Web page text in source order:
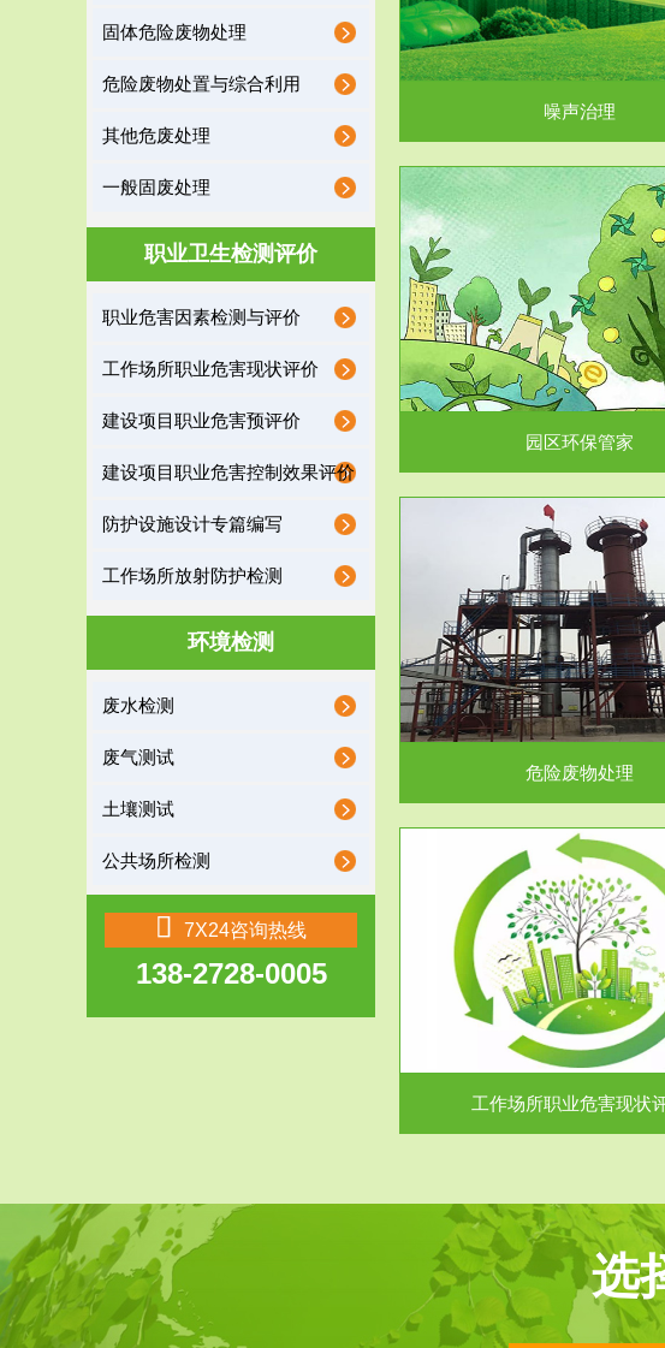
固体危险废物处理
危险废物处置与综合利用
其他危废处理
一般固废处理
职业卫生检测评价
职业危害因素检测与评价
工作场所职业危害现状评价
建设项目职业危害预评价
建设项目职业危害控制效果评价
防护设施设计专篇编写
工作场所放射防护检测
环境检测
废水检测
废气测试
土壤测试
公共场所检测
7X24咨询热线
138-2728-0005
噪声治理
服务范围
园区环保管家
保护作用促进供给侧结...
园区环保管家
服务范围
企业级环保管家
排污许可证作为企业环保执法情
据，其必要性及合
服务范围
危险废物处理
危险废物解释：根据《中华人民共和国固体废物
污染防治法》的规定，危...
危险废物处理
服务范围
市政固废处理
蔚蓝生态环境科技所从事的市政
括市政废物的处理
服务范围
工作场所职业危害现状评价
工作场所职业危害现状
服务范围
废水检测
废水污水检测主要是对企业工
中排出的废水、污
选